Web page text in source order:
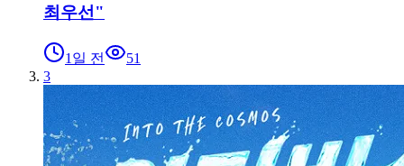
최우선"
1일 전
51
3